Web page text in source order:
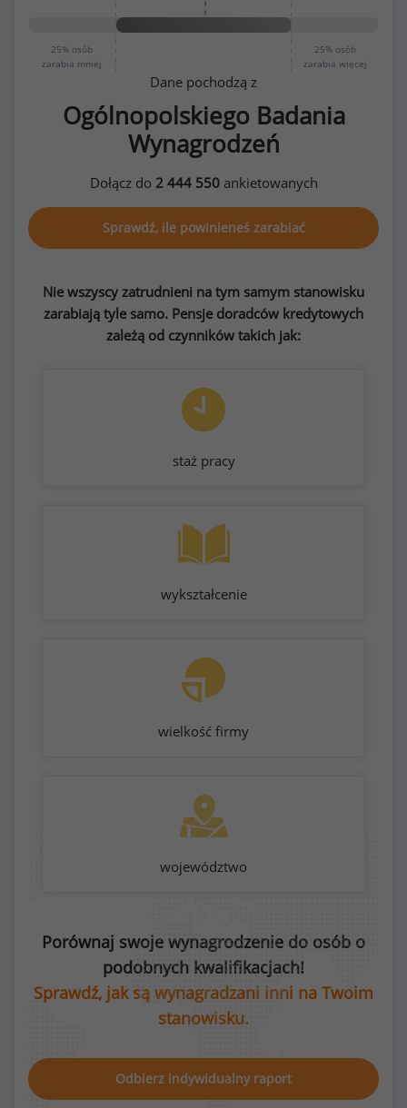
25% osób
zarabia mniej
25% osób
zarabia więcej
Dane pochodzą z
Ogólnopolskiego Badania
Wynagrodzeń
Dołącz do 2 444 550ankietowanych
Sprawdź, ile powinieneś zarabiać
Nie wszyscy zatrudnieni na tym samym stanowisku
zarabiają tyle samo. Pensje doradców kredytowych
zależą od czynników takich jak:
staż pracy
wykształcenie
wielkość firmy
województwo
Porównaj swoje wynagrodzenie do osób o
podobnych kwalifikacjach!
Sprawdź, jak są wynagradzani inni na Twoim
stanowisku.
Odbierz indywidualny raport